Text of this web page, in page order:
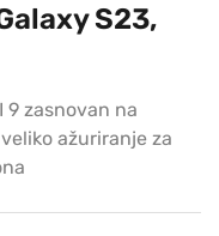
S23,
9 zasnovan na
ažuriranje za